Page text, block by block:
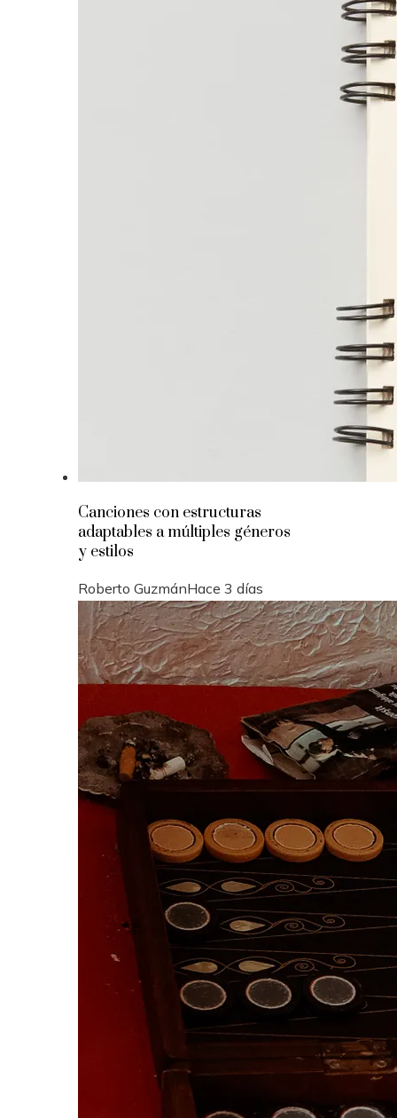
Canciones con estructuras
adaptables a múltiples géneros
y estilos
Roberto GuzmánHace 3 días